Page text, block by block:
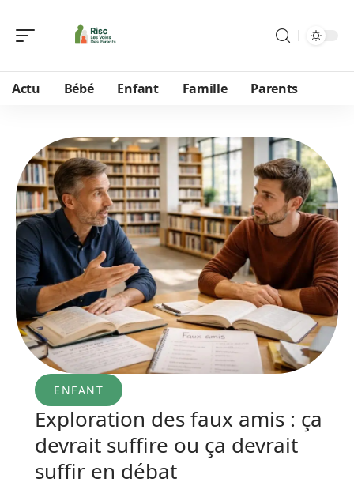
Actu Bébé Enfant Famille Parents
ENFANT
Exploration des faux amis : ça
devrait suffire ou ça devrait
suffir en débat